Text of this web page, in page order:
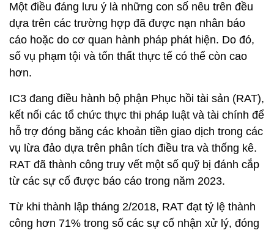
Một điều đáng lưu ý là những con số nêu trên đều
dựa trên các trường hợp đã được nạn nhân báo
cáo hoặc do cơ quan hành pháp phát hiện. Do đó,
số vụ phạm tội và tổn thất thực tế có thể còn cao
hơn.
IC3 đang điều hành bộ phận Phục hồi tài sản (RAT),
kết nối các tổ chức thực thi pháp luật và tài chính để
hỗ trợ đóng băng các khoản tiền giao dịch trong các
vụ lừa đảo dựa trên phân tích điều tra và thống kê.
RAT đã thành công truy vết một số quỹ bị đánh cắp
từ các sự cố được báo cáo trong năm 2023.
Từ khi thành lập tháng 2/2018, RAT đạt tỷ lệ thành
công hơn 71% trong số các sự cố nhận xử lý, đóng